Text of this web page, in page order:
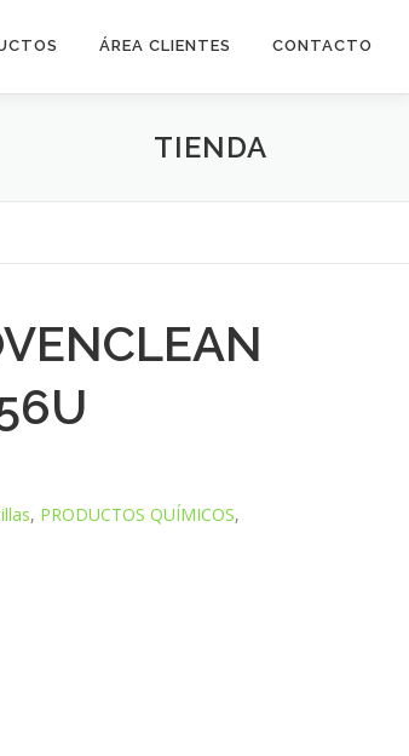
ÁREA CLIENTES CONTACTO
TIENDA
, PRODUCTOS QUÍMICOS,